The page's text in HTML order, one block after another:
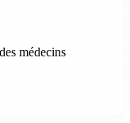
médecins